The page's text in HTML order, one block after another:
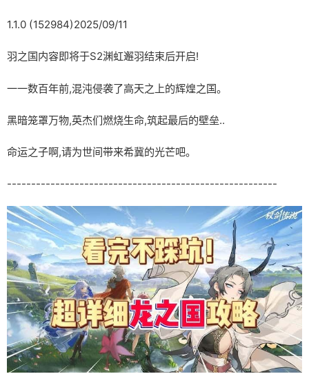
1.1.0 (152984)2025/09/11
羽之国内容即将于S2渊虹邂羽结束后开启!
一一数百年前,混沌侵袭了高天之上的辉煌之国。
黑暗笼罩万物,英杰们燃烧生命,筑起最后的壁垒..
命运之子啊,请为世间带来希冀的光芒吧。
--------------------------------------------------------